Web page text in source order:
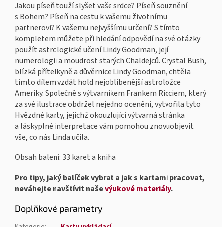
Jakou píseň touží slyšet vaše srdce? Píseň souznění
s Bohem? Píseň na cestu k vašemu životnímu
partnerovi? K vašemu nejvyššímu určení? S tímto
kompletem můžete při hledání odpovědí na své otázky
použít astrologické učení Lindy Goodman, její
numerologii a moudrost starých Chaldejců. Crystal Bush,
blízká přítelkyně a důvěrnice Lindy Goodman, chtěla
tímto dílem vzdát hold nejoblíbenější astroložce
Ameriky. Společně s výtvarníkem Frankem Ricciem, který
za své ilustrace obdržel nejedno ocenění, vytvořila tyto
Hvězdné karty, jejichž okouzlující výtvarná stránka
a láskyplné interpretace vám pomohou znovuobjevit
vše, co nás Linda učila.
Obsah balení: 33 karet a kniha
Pro tipy, jaký balíček vybrat a jak s kartami pracovat,
neváhejte navštívit naševýukové materiály.
Doplňkové parametry